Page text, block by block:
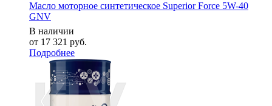
Масло моторное синтетическое Superior Force 5W-40
GNV
В наличии
от 17 321 руб.
Подробнее